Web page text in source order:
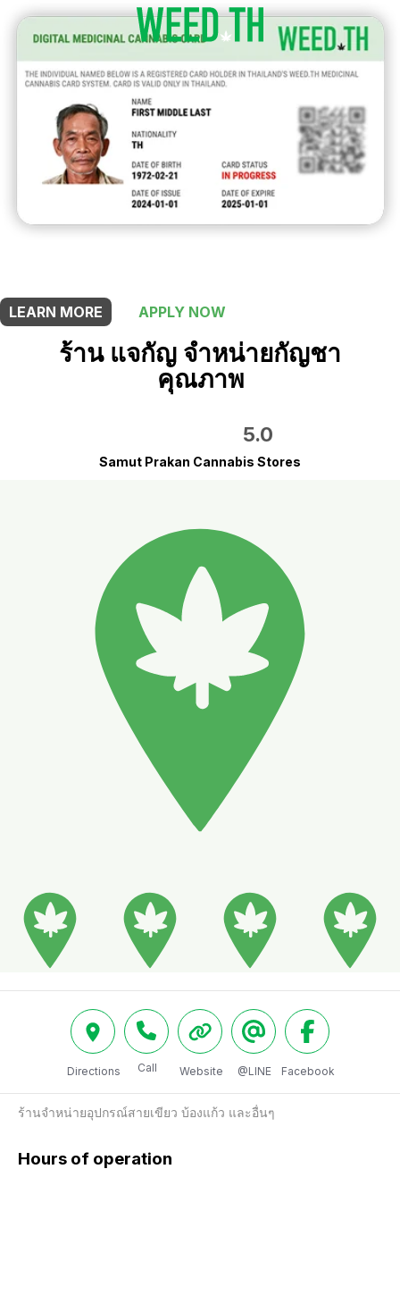
LEARN MORE
APPLY NOW
ร้าน แจกัญ จำหน่ายกัญชา
คุณภาพ
5.0
Samut Prakan Cannabis Stores
Directions Call Website @LINE Facebook
ร้านจำหน่ายอุปกรณ์สายเขียว บ้องแก้ว และอื่นๆ
Hours of operation